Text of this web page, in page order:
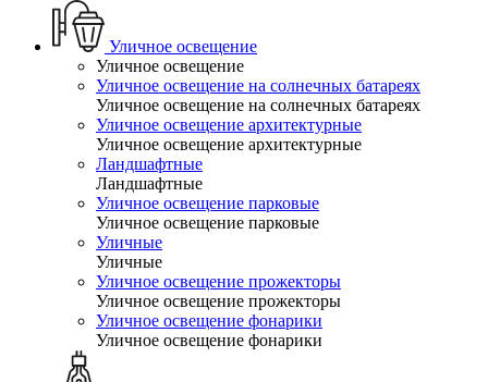
Уличное освещение
Уличное освещение
Уличное освещение на солнечных батареях
Уличное освещение на солнечных батареях
Уличное освещение архитектурные
Уличное освещение архитектурные
Ландшафтные
Ландшафтные
Уличное освещение парковые
Уличное освещение парковые
Уличные
Уличные
Уличное освещение прожекторы
Уличное освещение прожекторы
Уличное освещение фонарики
Уличное освещение фонарики